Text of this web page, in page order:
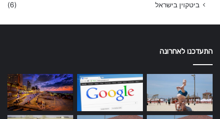
ביטקוין בישראל (6)
התעדכנו לאחרונה